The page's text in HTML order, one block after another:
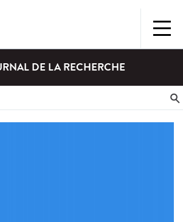
DE LA RECHERCHE